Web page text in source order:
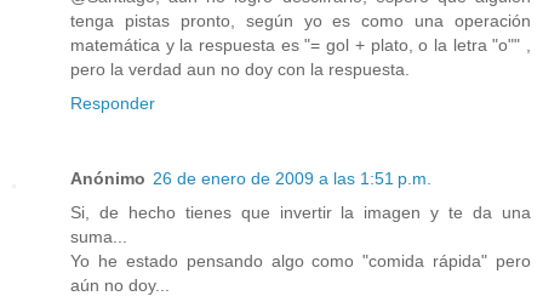
tenga pistas pronto, según yo es como una operación
matemática y la respuesta es "= gol + plato, o la letra "o"" ,
pero la verdad aun no doy con la respuesta.
Responder
Anónimo 26 de enero de 2009 a las 1:51 p.m.
Si, de hecho tienes que invertir la imagen y te da una
suma...
Yo he estado pensando algo como "comida rápida" pero
aún no doy...